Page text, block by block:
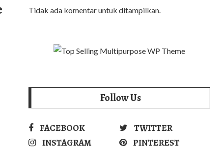
Tidak ada komentar untuk ditampilkan.
Follow Us
FACEBOOK
TWITTER
INSTAGRAM
PINTEREST